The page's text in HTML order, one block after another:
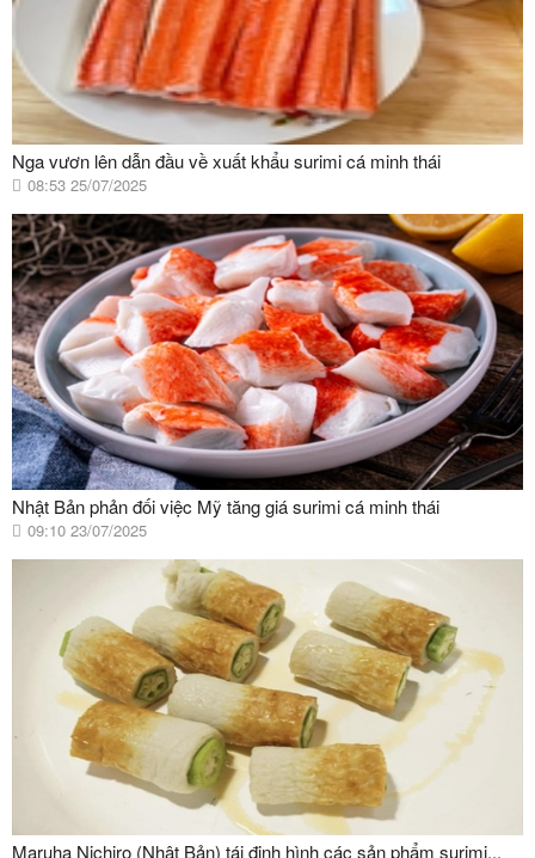
Nga vươn lên dẫn đầu về xuất khẩu surimi cá minh thái
08:53 25/07/2025
Nhật Bản phản đối việc Mỹ tăng giá surimi cá minh thái
09:10 23/07/2025
Maruha Nichiro (Nhật Bản) tái định hình các sản phẩm surimi...